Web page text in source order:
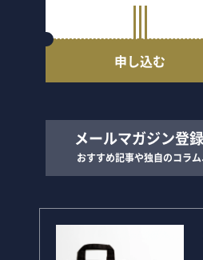
申し込む
メールマガジン登録
おすすめ記事や独自のコラ